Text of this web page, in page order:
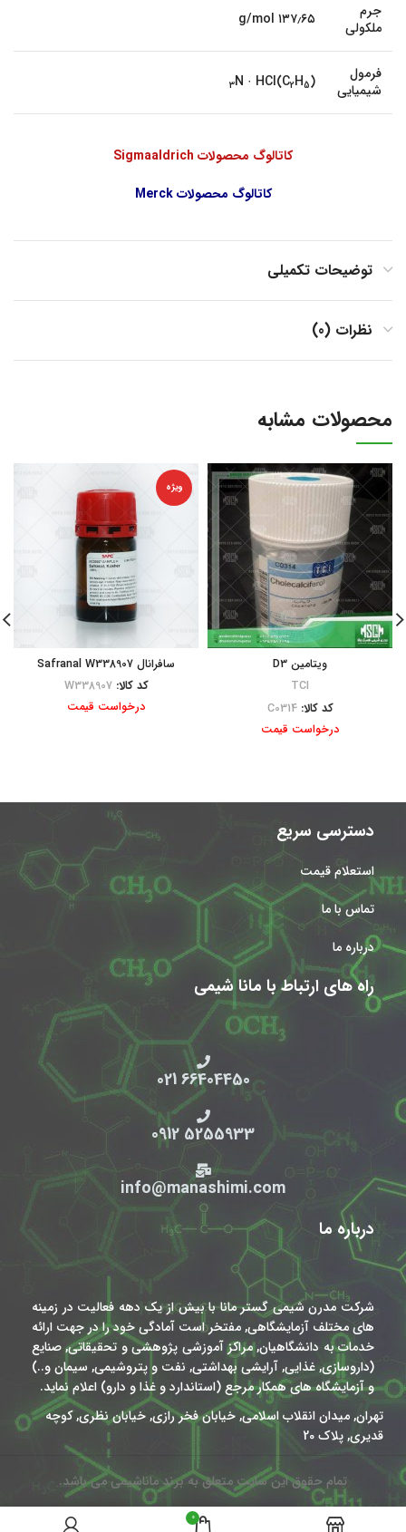
جرم
ملکولی
۱۳۷٫۶۵ g/mol
فرمول
شیمیایی
(C
2H5
)
3N · HCl
کاتالوگ محصولات Sigmaaldrich
کاتالوگ محصولات Merck
توضیحات تکمیلی
نظرات (0)
محصولات مشابه
ویتامین D3
TCI
کد کالا:C0314
درخواست قیمت
ویژه
سافرانال Safranal W338907
کد کالا:W338907
درخواست قیمت
دسترسی سریع
استعلام قیمت
تماس با ما
درباره ما
راه های ارتباط با مانا شیمی
66404450 021
5255933 0912
info@manashimi.com
درباره ما
شرکت مدرن شیمی گستر مانا با بیش از یک دهه فعالیت در زمینه
های مختلف آزمایشگاهی, مفتخر است آمادگی خود را در جهت ارائه
خدمات به دانشگاهیان, مراکز آموزشی پژوهشی و تحقیقاتی, صنایع
(داروسازی, غذایی, آرایشی بهداشتی, نفت و پتروشیمی, سیمان و..)
و آزمایشگاه های همکار مرجع (استاندارد و غذا و دارو) اعلام نماید.
تهران, میدان انقلاب اسلامی, خیابان فخر رازی, خیابان نظری, کوچه
قدیری, پلاک 20
تمام حقوق این سایت متعلق به برند ماناشیمی می باشد.
0